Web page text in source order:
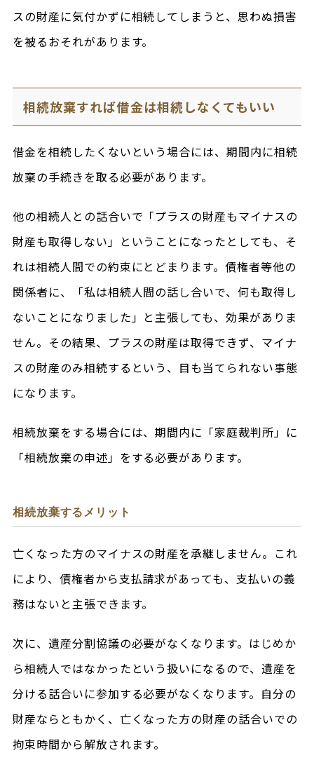
スの財産に気付かずに相続してしまうと、思わぬ損害
を被るおそれがあります。
相続放棄すれば借金は相続しなくてもいい
借金を相続したくないという場合には、期間内に相続
放棄の手続きを取る必要があります。
他の相続人との話合いで「プラスの財産もマイナスの
財産も取得しない」ということになったとしても、そ
れは相続人間での約束にとどまります。債権者等他の
関係者に、「私は相続人間の話し合いで、何も取得し
ないことになりました」と主張しても、効果がありま
せん。その結果、プラスの財産は取得できず、マイナ
スの財産のみ相続するという、目も当てられない事態
になります。
相続放棄をする場合には、期間内に「家庭裁判所」に
「相続放棄の申述」をする必要があります。
相続放棄するメリット
亡くなった方のマイナスの財産を承継しません。これ
により、債権者から支払請求があっても、支払いの義
務はないと主張できます。
次に、遺産分割協議の必要がなくなります。はじめか
ら相続人ではなかったという扱いになるので、遺産を
分ける話合いに参加する必要がなくなります。自分の
財産ならともかく、亡くなった方の財産の話合いでの
拘束時間から解放されます。